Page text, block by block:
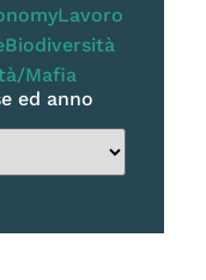
Lavoro
Biodiversità
Mafia
ed anno